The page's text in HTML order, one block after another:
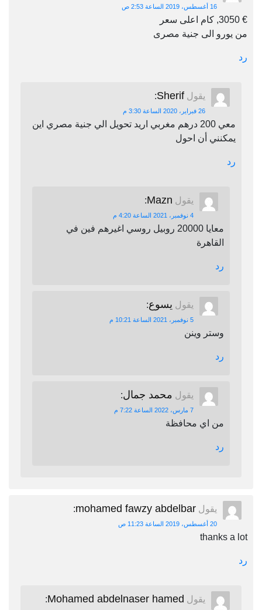
16 أغسطس، 2019 الساعة 2:53 ص
€ 3050, كام اعلى سعر
من يورو الى جنية مصرى
رد
يقول Sherif
:
26 فبراير، 2020 الساعة 3:30 م
معي 200 درهم مغربي اريد تحويل الي جنية مصري اين
يمكنني أن احول
رد
يقول Mazn
:
4 نوفمبر، 2021 الساعة 4:20 م
معايا 20000 روبيل روسي اغيرهم فين في
القاهرة
رد
يقول يسوع:
5 نوفمبر، 2021 الساعة 10:21 م
وستر وينن
رد
يقول محمد جمال:
7 مارس، 2022 الساعة 7:22 م
من اي محافظة
رد
يقول mohamed fawzy abdelbar
:
20 أغسطس، 2019 الساعة 11:23 ص
thanks a lot
رد
يقول Mohamed abdelnaser hamed
: